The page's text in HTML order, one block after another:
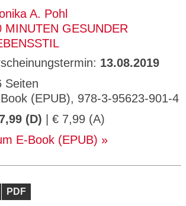
A. Pohl
MINUTEN GESUNDER
13.08.2019
Seiten
(EPUB), 978-3-95623-901-4
(D) | € 7,99 (A)
E-Book (EPUB)
PDF